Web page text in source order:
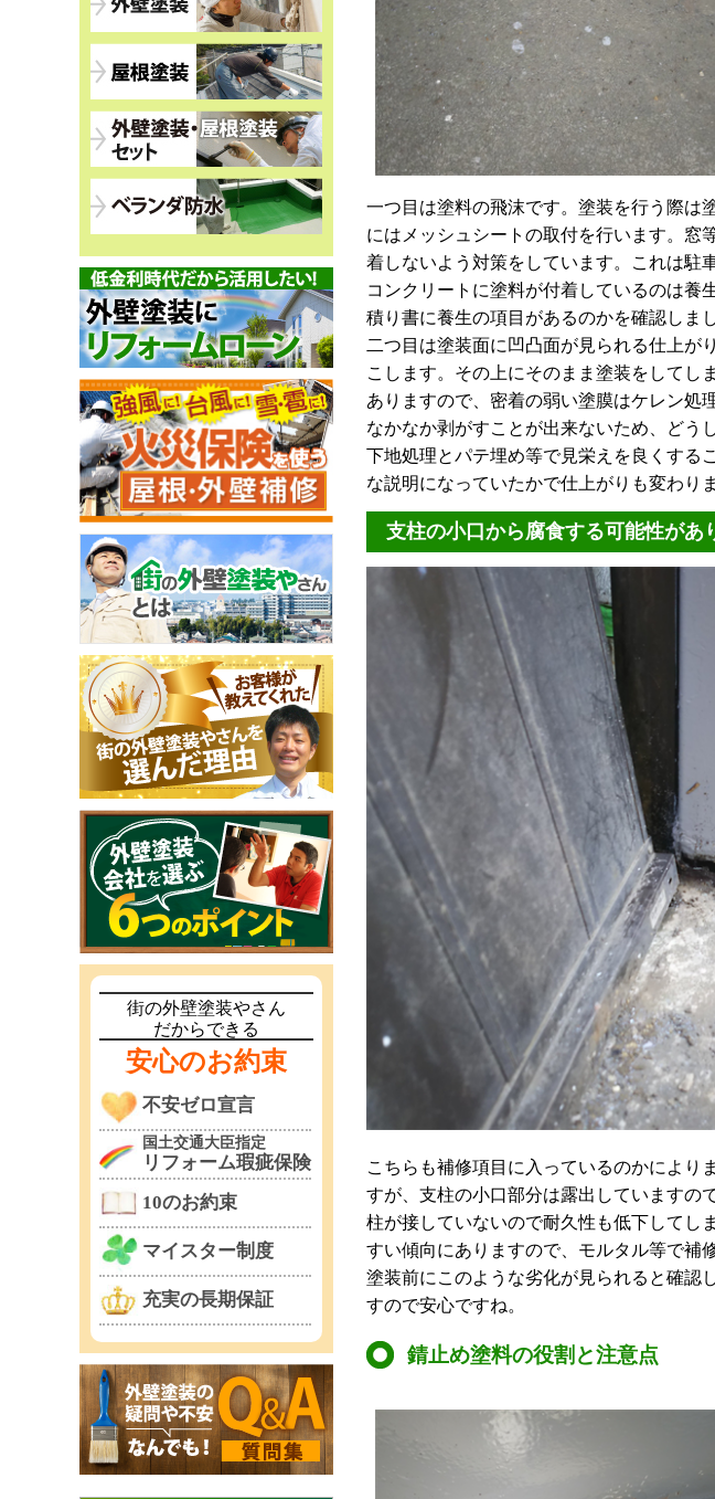
一つ目は塗料の飛沫です。塗装を行う際は
にはメッシュシートの取付を行います。窓
着しないよう対策をしています。これは駐
コンクリートに塗料が付着しているのは養
積り書に養生の項目があるのかを確認しま
二つ目は塗装面に凹凸面が見られる仕上が
こします。その上にそのまま塗装をしてし
ありますので、密着の弱い塗膜はケレン処
なかなか剥がすことが出来ないため、どう
下地処理とパテ埋め等で見栄えを良くす
な説明になっていたかで仕上がりも変わりま
支柱の小口から腐食する可能性があ
こちらも補修項目に入っているのかにより
すが、支柱の小口部分は露出していますの
柱が接していないので耐久性も低下してし
すい傾向にありますので、モルタル等で補
塗装前にこのような劣化が見られると確認
すので安心ですね。
錆止め塗料の役割と注意点
街の外壁塗装やさん
だからできる
安心のお約束
不安ゼロ宣言
国土交通大臣指定
リフォーム瑕疵保険
10のお約束
マイスター制度
充実の長期保証